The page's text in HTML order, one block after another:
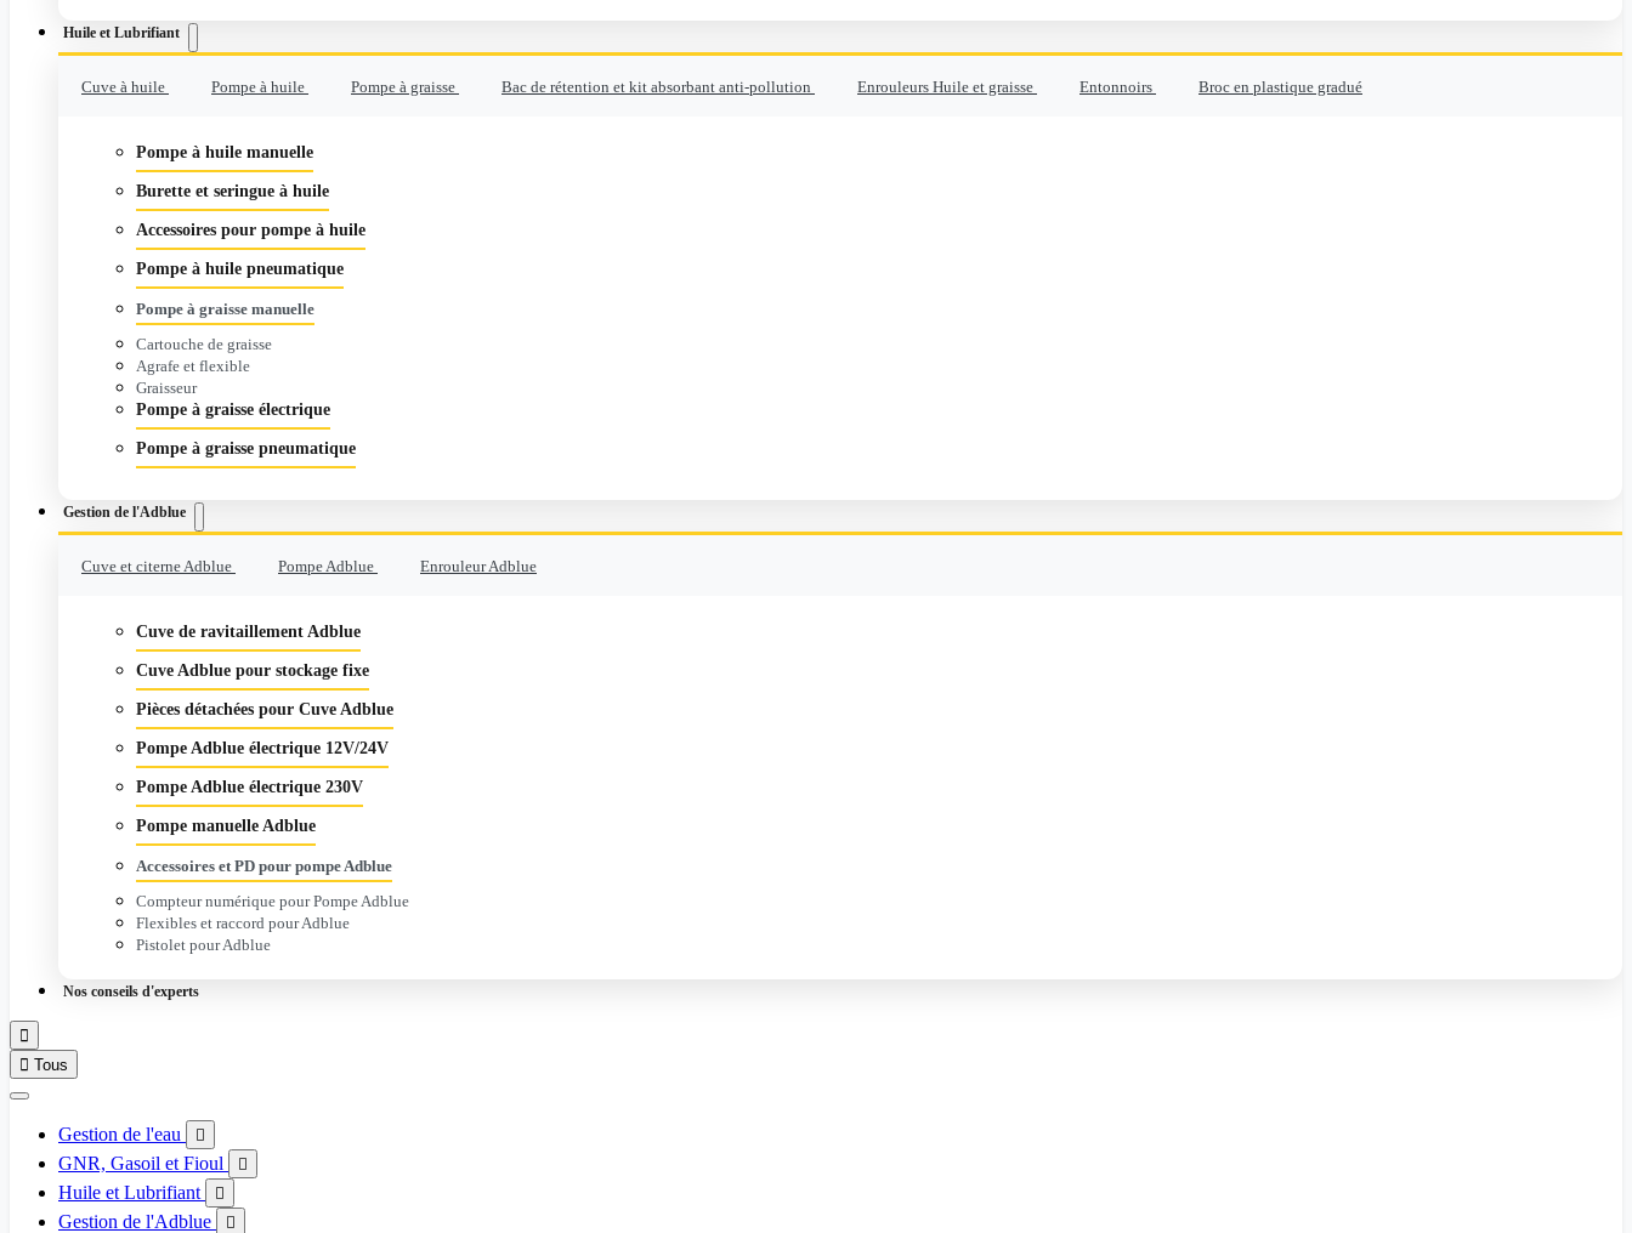
Huile et Lubrifiant
Cuve à huile Pompe à huile Pompe à graisse Bac de rétention et kit absorbant anti-pollution Enrouleurs Huile et graisse Entonnoirs Broc en plastique gradué
Pompe à huile manuelle
Burette et seringue à huile
Accessoires pour pompe à huile
Pompe à huile pneumatique
Pompe à graisse manuelle
Cartouche de graisse
Agrafe et flexible
Graisseur
Pompe à graisse électrique
Pompe à graisse pneumatique
Gestion de l'Adblue
Cuve et citerne Adblue Pompe Adblue Enrouleur Adblue
Cuve de ravitaillement Adblue
Cuve Adblue pour stockage fixe
Pièces détachées pour Cuve Adblue
Pompe Adblue électrique 12V/24V
Pompe Adblue électrique 230V
Pompe manuelle Adblue
Accessoires et PD pour pompe Adblue
Compteur numérique pour Pompe Adblue
Flexibles et raccord pour Adblue
Pistolet pour Adblue
Nos conseils d'experts

 Tous
Gestion de l'eau 
GNR, Gasoil et Fioul 
Huile et Lubrifiant 
Gestion de l'Adblue 